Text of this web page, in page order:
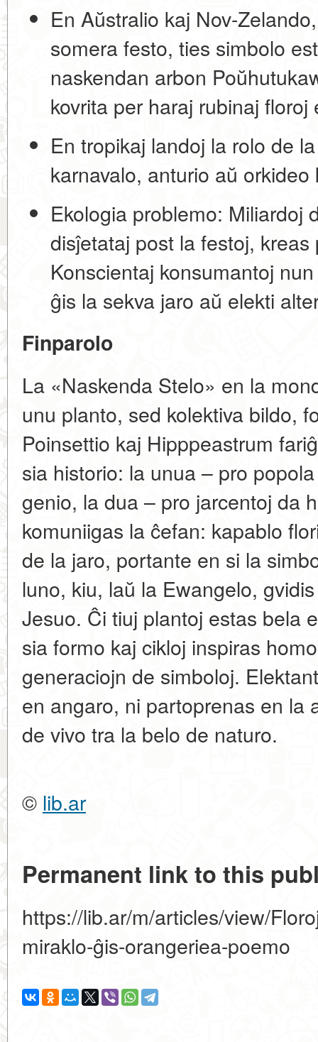
En Aŭstralio kaj Nov-
somera festo, ties simbolo
naskendan arbon
kovrita per haraj rubinaj
En tropikaj landoj la rolo de
karnavalo, anturio aŭ orkideo
Ekologia problemo: Miliardoj
disĵetataj post la festoj,
Konscientaj konsumantoj
ĝis la sekva jaro aŭ elekti
Finparolo
La «Naskenda Stelo» en la
unu planto, sed kolektiva bildo,
Poinsettio kaj Hipppeastrum
sia historio: la unua – pro
genio, la dua – pro jarcentoj da
komuniigas la ĉefan: kapablo
de la jaro, portante en si la
luno, kiu, laŭ la Ewangelo,
Jesuo. Ĉi tiuj plantoj estas bela
sia formo kaj cikloj inspiras
generaciojn de simboloj.
en angaro, ni partoprenas en la
de vivo tra la belo de naturo.
© lib.ar
Permanent link to this
https://lib.ar/m/articles/view/
miraklo-ĝis-orangeriea-poemo